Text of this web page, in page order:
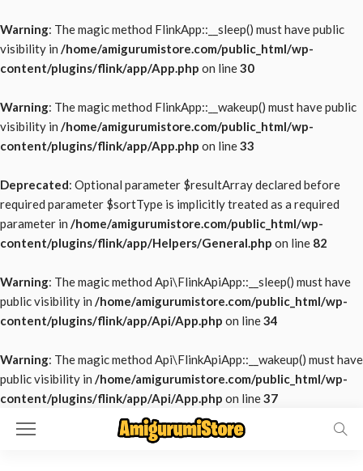
Warning: The magic method FlinkApp::__sleep() must have public
visibility in /home/amigurumistore.com/public_html/wp-
content/plugins/flink/app/App.php on line30
Warning: The magic method FlinkApp::__wakeup() must have public
visibility in /home/amigurumistore.com/public_html/wp-
content/plugins/flink/app/App.php on line33
Deprecated: Optional parameter $resultArray declared before
required parameter $sortType is implicitly treated as a required
parameter in /home/amigurumistore.com/public_html/wp-
content/plugins/flink/app/Helpers/General.php on line 82
Warning: The magic method Api\FlinkApiApp::__sleep() must have
public visibility in /home/amigurumistore.com/public_html/wp-
content/plugins/flink/app/Api/App.php on line34
Warning: The magic method Api\FlinkApiApp::__wakeup() must have
public visibility in /home/amigurumistore.com/public_html/wp-
content/plugins/flink/app/Api/App.php on line37